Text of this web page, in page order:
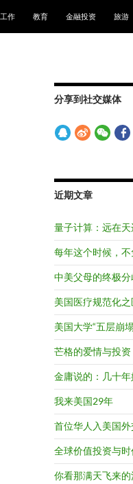
工作 教育 金融投资 旅游
分享到社交媒体
近期文章
量子计算：远在
每年这个时候，
中美父母的终极分
美国医疗规范化
美国大学“五层崩
芒格的爱情与投
金庸说的：几十
我来美国29年
首位华人入美国
全球价值投资与时
你看那满天飞来